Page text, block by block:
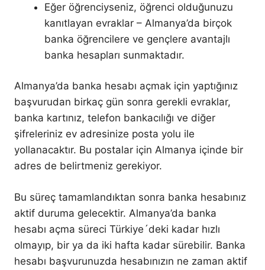
Eğer öğrenciyseniz, öğrenci olduğunuzu
kanıtlayan evraklar – Almanya’da birçok
banka öğrencilere ve gençlere avantajlı
banka hesapları sunmaktadır.
Almanya’da banka hesabı açmak için yaptığınız
başvurudan birkaç gün sonra gerekli evraklar,
banka kartınız, telefon bankacılığı ve diğer
şifreleriniz ev adresinize posta yolu ile
yollanacaktır. Bu postalar için Almanya içinde bir
adres de belirtmeniz gerekiyor.
Bu süreç tamamlandıktan sonra banka hesabınız
aktif duruma gelecektir. Almanya’da banka
hesabı açma süreci Türkiye´deki kadar hızlı
olmayıp, bir ya da iki hafta kadar sürebilir. Banka
hesabı başvurunuzda hesabınızın ne zaman aktif